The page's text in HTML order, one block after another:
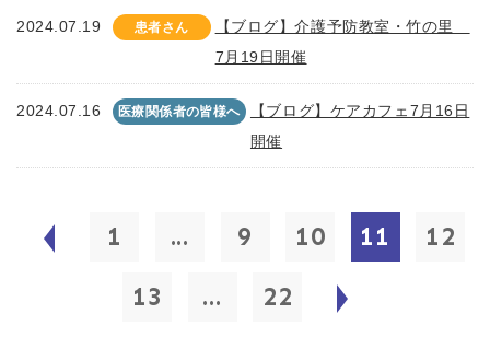
2024.07.19 患者さん
【ブログ】介護予防教室・竹の里
7月19日開催
2024.07.16 医療関係者の皆様へ
【ブログ】ケアカフェ7月16日
開催
1 ... 9 10 11
12
13
... 22